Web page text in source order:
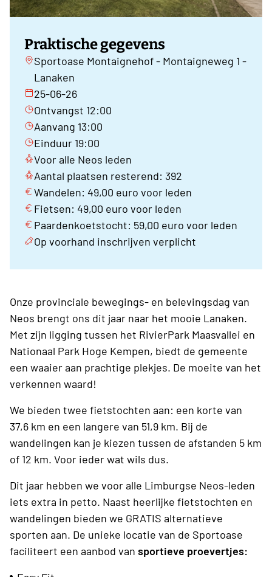
Praktische gegevens
Sportoase Montaignehof - Montaigneweg 1 -
Lanaken
25-06-26
Ontvangst 12:00
Aanvang 13:00
Einduur 19:00
Voor alle Neos leden
Aantal plaatsen resterend: 392
Wandelen: 49,00 euro voor leden
Fietsen: 49,00 euro voor leden
Paardenkoetstocht: 59,00 euro voor leden
Op voorhand inschrijven verplicht
Onze provinciale bewegings- en belevingsdag van
Neos brengt ons dit jaar naar het mooie Lanaken.
Met zijn ligging tussen het RivierPark Maasvallei en
Nationaal Park Hoge Kempen, biedt de gemeente
een waaier aan prachtige plekjes. De moeite van het
verkennen waard!
We bieden twee fietstochten aan: een korte van
37,6 km en een langere van 51,9 km. Bij de
wandelingen kan je kiezen tussen de afstanden 5 km
of 12 km. Voor ieder wat wils dus.
Dit jaar hebben we voor alle Limburgse Neos-leden
iets extra in petto. Naast heerlijke fietstochten en
wandelingen bieden we GRATIS alternatieve
sporten aan. De unieke locatie van de Sportoase
faciliteert een aanbod van sportieve proevertjes: